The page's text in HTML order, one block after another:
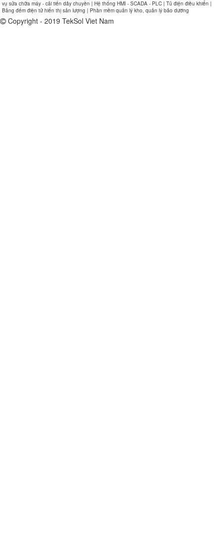
vụ sửa chữa máy - cải tiến dây chuyền | Hệ thống HMI - SCADA - PLC | Tủ điện điều khiển |
Bảng đếm điện tử hiển thị sản lượng | Phần mềm quản lý kho, quản lý bảo dưỡng
Copyright - 2019 TekSol Viet Nam